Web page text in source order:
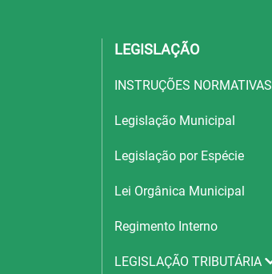
LEGISLAÇÃO
INSTRUÇÕES NORMATIVAS
Legislação Municipal
Legislação por Espécie
Lei Orgânica Municipal
Regimento Interno
LEGISLAÇÃO TRIBUTÁRIA